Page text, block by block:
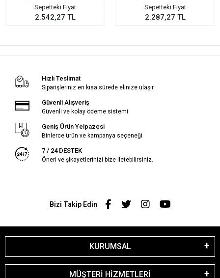
Sepetteki Fiyat
2.542,27 TL
Sepetteki Fiyat
2.287,27 TL
Hızlı Teslimat
Siparişleriniz en kısa sürede elinize ulaşır.
Güvenli Alışveriş
Güvenli ve kolay ödeme sistemi
Geniş Ürün Yelpazesi
Binlerce ürün ve kampanya seçeneği
7 / 24 DESTEK
Öneri ve şikayetlerinizi bize iletebilirsiniz.
Bizi Takip Edin
KURUMSAL
MÜŞTERİ HİZMETLERİ